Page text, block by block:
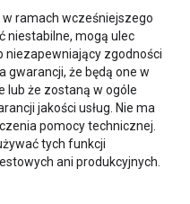
w ramach wcześniejszego
niestabilne, mogą ulec
niezapewniający zgodności
gwarancji, że będą one w
lub że zostaną w ogóle
jakości usług. Nie ma
pomocy technicznej.
tych funkcji
ani produkcyjnych.